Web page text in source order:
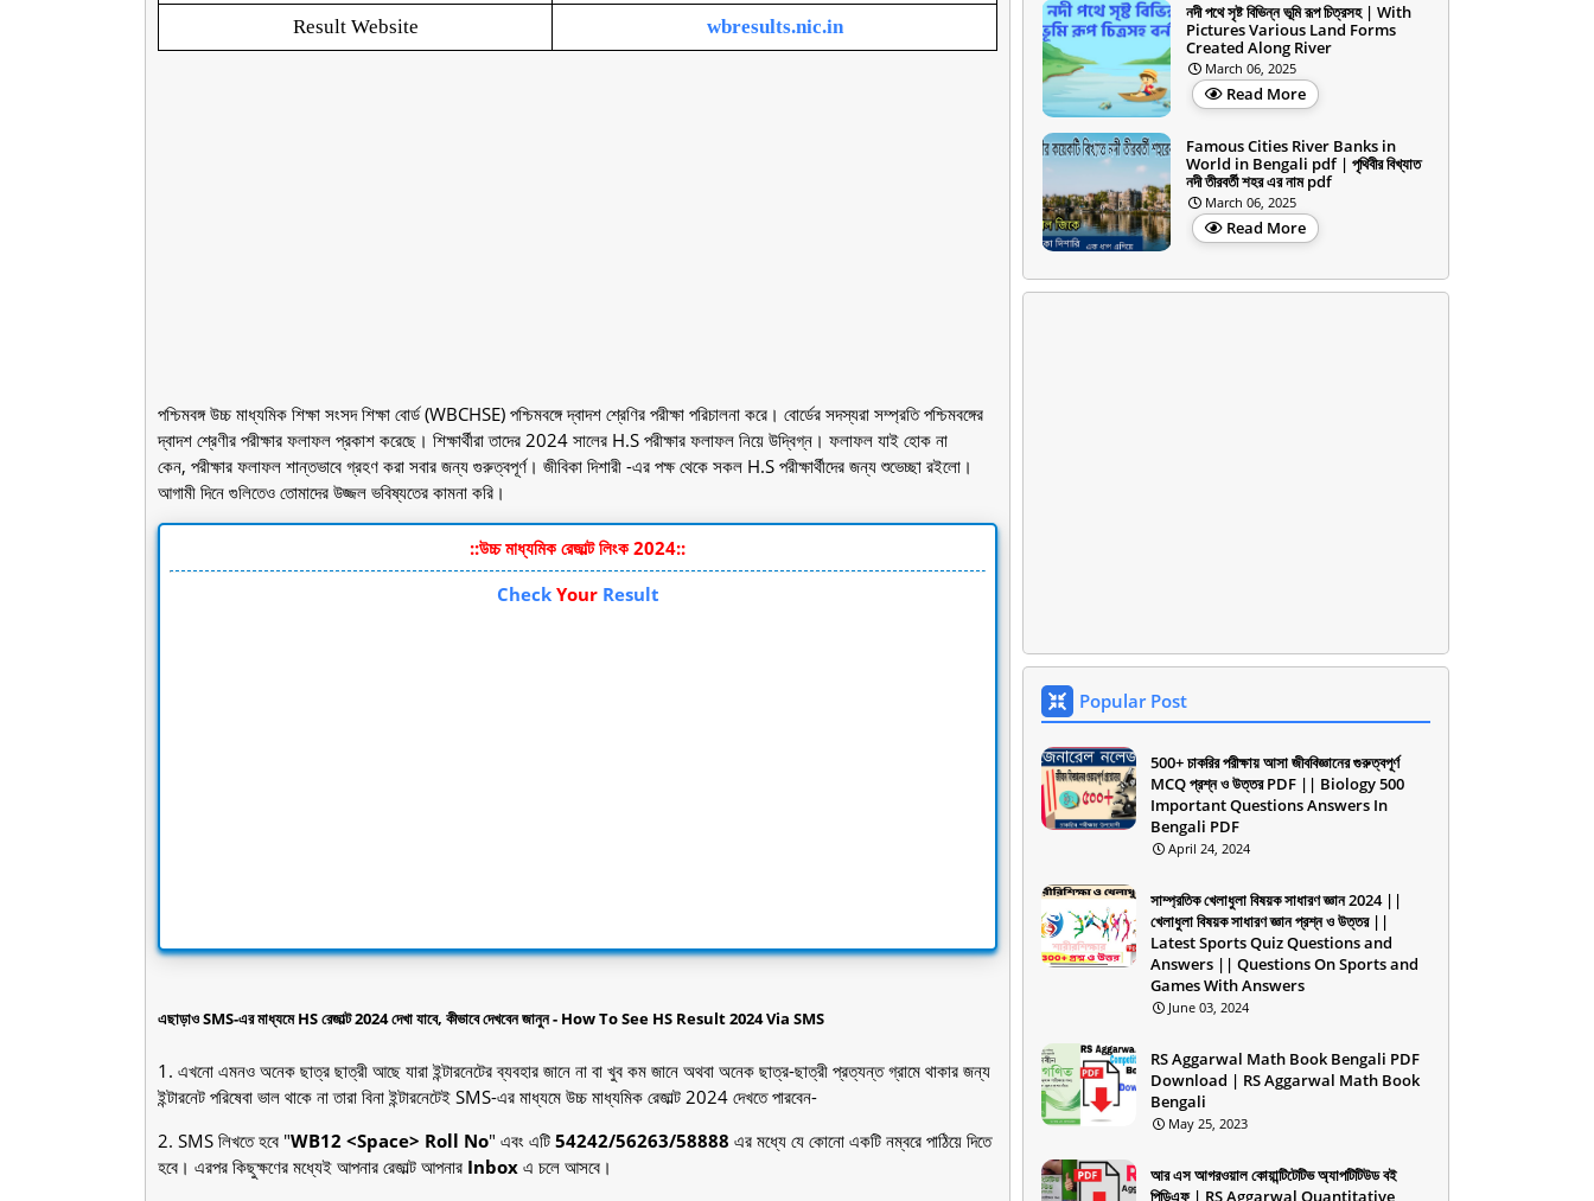
Result Website wbresults.nic.in
পশ্চিমবঙ্গ উচ্চ মাধ্যমিক শিক্ষা সংসদ শিক্ষা বোর্ড (WBCHSE) পশ্চিমবঙ্গে দ্বাদশ শ্রেণির পরীক্ষা পরিচালনা করে। বোর্ডের সদস্যরা সম্প্রতি পশ্চিমবঙ্গের
দ্বাদশ শ্রেণীর পরীক্ষার ফলাফল প্রকাশ করেছে। শিক্ষার্থীরা তাদের 2024 সালের H.S পরীক্ষার ফলাফল নিয়ে উদ্বিগ্ন। ফলাফল যাই হোক না
কেন, পরীক্ষার ফলাফল শান্তভাবে গ্রহণ করা সবার জন্য গুরুত্বপূর্ণ। জীবিকা দিশারী -এর পক্ষ থেকে সকল H.S পরীক্ষার্থীদের জন্য শুভেচ্ছা রইলো।
আগামী দিনে গুলিতেও তোমাদের উজ্জল ভবিষ্যতের কামনা করি।
::উচ্চ মাধ্যমিক রেজাল্ট লিংক 2024::
Check YourResult
এছাড়াও SMS-এর মাধ্যমে HS রেজাল্ট 2024 দেখা যাবে, কীভাবে দেখবেন জানুন - How To See HS Result 2024 Via SMS
1. এখনো এমনও অনেক ছাত্র ছাত্রী আছে যারা ইন্টারনেটের ব্যবহার জানে না বা খুব কম জানে অথবা অনেক ছাত্র-ছাত্রী প্রত্যন্ত গ্রামে থাকার জন্য
ইন্টারনেট পরিষেবা ভাল থাকে না তারা বিনা ইন্টারনেটেই SMS-এর মাধ্যমে উচ্চ মাধ্যমিক রেজাল্ট 2024 দেখতে পারবেন-
2. SMS লিখতে হবে "WB12 <Space> Roll No" এবং এটি 54242/56263/58888 এর মধ্যে যে কোনো একটি নম্বরে পাঠিয়ে দিতে
হবে। এরপর কিছুক্ষণের মধ্যেই আপনার রেজাল্ট আপনার Inbox এ চলে আসবে।
নদী পথে সৃষ্ট বিভিন্ন ভূমি রূপ চিত্রসহ | With
Pictures Various Land Forms
Created Along River
March 06, 2025
Read More
Famous Cities River Banks in
World in Bengali pdf | পৃথিবীর বিখ্যাত
নদী তীরবর্তী শহর এর নাম pdf
March 06, 2025
Read More
Popular Post
500+ চাকরির পরীক্ষায় আসা জীববিজ্ঞানের গুরুত্বপূর্ণ
MCQ প্রশ্ন ও উত্তর PDF || Biology 500
Important Questions Answers In
Bengali PDF
April 24, 2024
সাম্প্রতিক খেলাধুলা বিষয়ক সাধারণ জ্ঞান 2024 ||
খেলাধুলা বিষয়ক সাধারণ জ্ঞান প্রশ্ন ও উত্তর ||
Latest Sports Quiz Questions and
Answers || Questions On Sports and
Games With Answers
June 03, 2024
RS Aggarwal Math Book Bengali PDF
Download | RS Aggarwal Math Book
Bengali
May 25, 2023
আর এস আগরওয়াল কোয়ান্টিটেটিভ অ্যাপটিটিউড বই
পিডিএফ | RS Aggarwal Quantitative